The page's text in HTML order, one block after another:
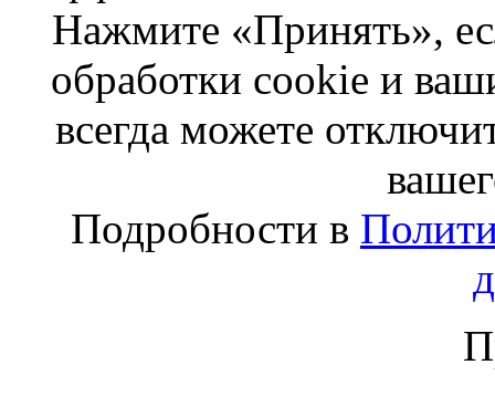
Нажмите «Принять»,
обработки cookie и
всегда можете
Подробности в